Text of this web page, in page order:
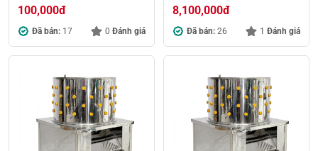
100,000đ
Đã bán: 17 0 Đánh giá
8,100,000đ
Đã bán: 26 1 Đánh giá